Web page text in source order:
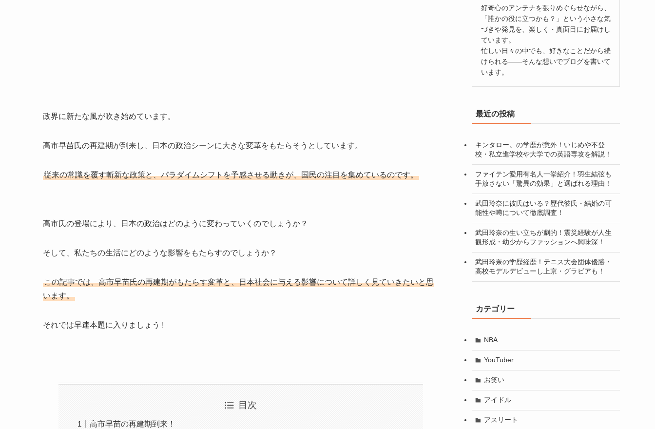
政界に新たな風が吹き始めています。
高市早苗氏の再建期が到来し、日本の政治シーンに大きな変革をもたらそうとしています。
従来の常識を覆す斬新な政策と、パラダイムシフトを予感させる動きが、国民の注目を集めているのです。
高市氏の登場により、日本の政治はどのように変わっていくのでしょうか？
そして、私たちの生活にどのような影響をもたらすのでしょうか？
この記事では、高市早苗氏の再建期がもたらす変革と、日本社会に与える影響について詳しく見ていきたいと思
います。
それでは早速本題に入りましょう !
目次
高市早苗の再建期到来！
好奇心のアンテナを張りめぐらせながら、
「誰かの役に立つかも？」という小さな気
づきや発見を、楽しく・真面目にお届けし
ています。
忙しい日々の中でも、好きなことだから続
けられる——そんな想いでブログを書いて
います。
最近の投稿
キンタロー。の学歴が意外！いじめや不登
校・私立進学校や大学での英語専攻を解説！
ファイテン愛用有名人一挙紹介！羽生結弦も
手放さない「驚異の効果」と選ばれる理由！
武田玲奈に彼氏はいる？歴代彼氏・結婚の可
能性や噂について徹底調査！
武田玲奈の生い立ちが劇的！震災経験が人生
観形成・幼少からファッションへ興味深！
武田玲奈の学歴経歴！テニス大会団体優勝・
高校モデルデビューし上京・グラビアも！
カテゴリー
NBA
YouTuber
お笑い
アイドル
アスリート